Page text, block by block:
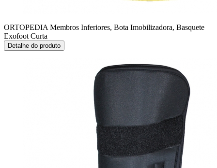
ORTOPEDIA Membros Inferiores, Bota Imobilizadora, Basquete
Exofoot Curta
Detalhe do produto